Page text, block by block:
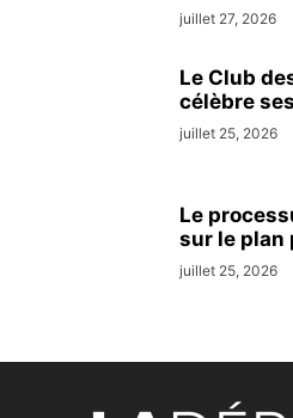
juillet 27, 2026
Le Club
célèbre
juillet 25, 2026
Le
sur le plan
juillet 25, 2026